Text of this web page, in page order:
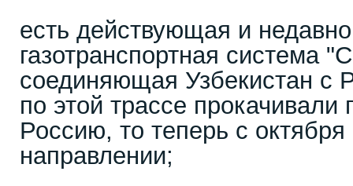
есть действующая и
газотранспортная система
соединяющая Узбекистан с
по этой трассе прокачивали
Россию, то теперь с октября
направлении;